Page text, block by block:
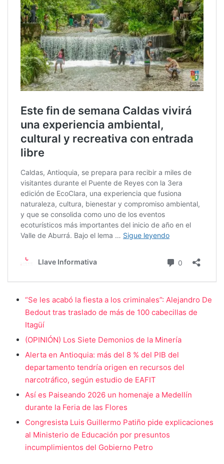
“Se les acabó la fiesta a los criminales”: Alejandro De
Bedout tras traslado de más de 100 cabecillas de
Itagüí
(OPINIÓN) Los Siete Demonios de la Minería
Alerta en Antioquia: más del 8 % del PIB del
departamento tendría origen en recursos del
narcotráfico, según estudio de EAFIT
Así es Paiseando 2026 un homenaje a Medellín
durante la Feria de las Flores
Congresista Luis Guillermo Patiño pide explicaciones
al Ministerio de Educación por presuntos
incumplimientos del Gobierno Petro